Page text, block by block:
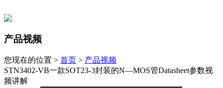
产品视频
您现在的位置 > 首页 > 产品视频
STN3402-VB一款SOT23-3封装的N—MOS管Datasheet参数视
频讲解